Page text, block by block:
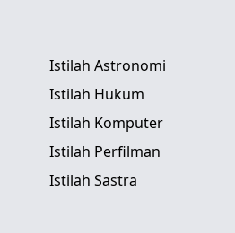
Istilah Astronomi
Istilah Hukum
Istilah Komputer
Istilah Perfilman
Istilah Sastra